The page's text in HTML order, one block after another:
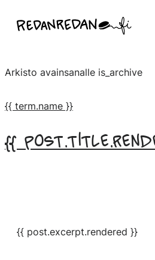
suoraan
Linda Saukko-Rauta, Redanredan Oy
piirrosvideoita
Arkisto avainsanalle is_archive
{{ term.name }}
{{
{{ post.excerpt.rendered }}